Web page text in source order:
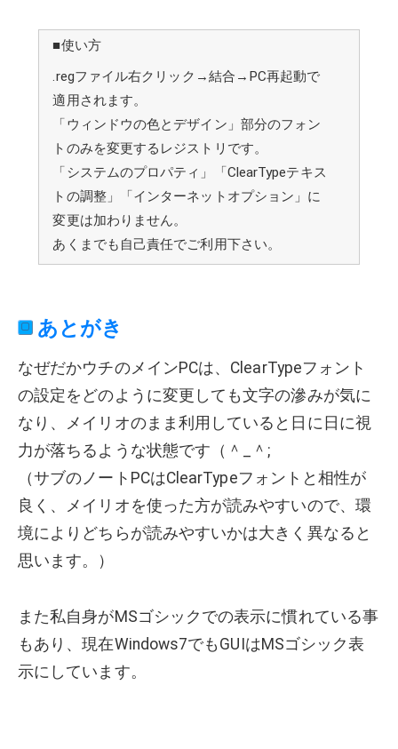
■使い方
.regファイル右クリック→結合→PC再起動で
適用されます。
「ウィンドウの色とデザイン」部分のフォン
トのみを変更するレジストリです。
「システムのプロパティ」「ClearTypeテキス
トの調整」「インターネットオプション」に
変更は加わりません。
あくまでも自己責任でご利用下さい。
あとがき
なぜだかウチのメインPCは、ClearTypeフォント
の設定をどのように変更しても文字の滲みが気に
なり、メイリオのまま利用していると日に日に視
力が落ちるような状態です（＾_＾;
（サブのノートPCはClearTypeフォントと相性が
良く、メイリオを使った方が読みやすいので、環
境によりどちらが読みやすいかは大きく異なると
思います。）
また私自身がMSゴシックでの表示に慣れている事
もあり、現在Windows7でもGUIはMSゴシック表
示にしています。